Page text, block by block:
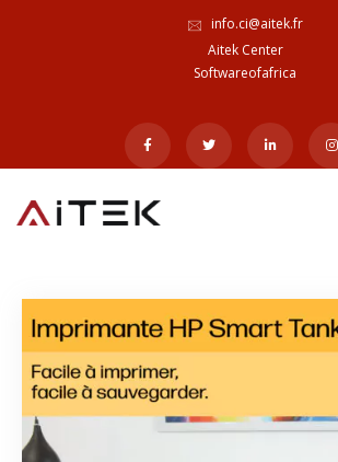
info.ci@aitek.fr
Aitek Center
Softwareofafrica